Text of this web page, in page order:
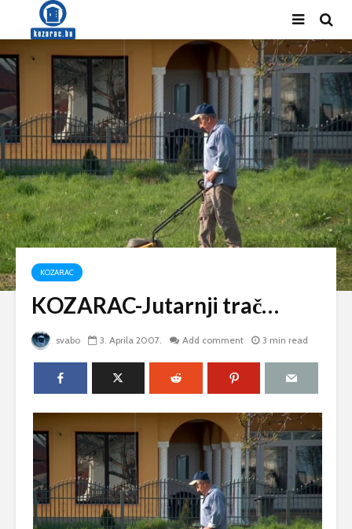
KOZARAC
KOZARAC-Jutarnji trač…
svabo 3. Aprila 2007. Add comment 3 min read